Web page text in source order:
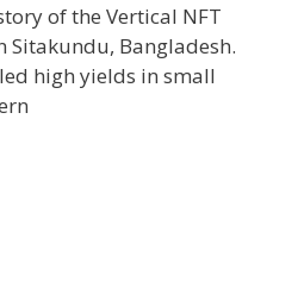
of the Vertical NFT
Sitakundu, Bangladesh.
high yields in small